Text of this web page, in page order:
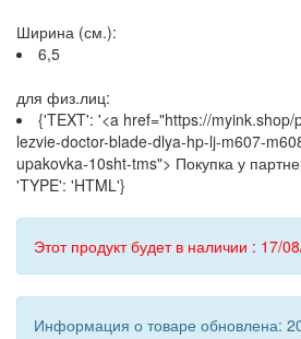
Ширина (см.):
6,5
для физ.лиц:
{'TEXT': '<a href="https://
lezvie-doctor-blade-dlya-hp-lj-m607-
upakovka-10sht-tms"> Покупка у
'TYPE': 'HTML'}
Этот продукт будет в наличии : 17/
Информация о товаре обновлена: